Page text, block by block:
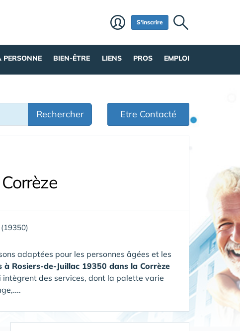
S'inscrire
PERSONNE BIEN-ÊTRE LIENS PROS EMPLOI
Rechercher Etre Contacté
adaptées pour les personnes âgées et les
à Rosiers-de-Juillac 19350 dans la Corrèze
des services, dont la palette varie